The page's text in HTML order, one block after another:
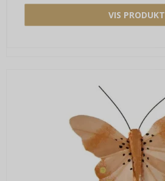
VIS PRODUKT